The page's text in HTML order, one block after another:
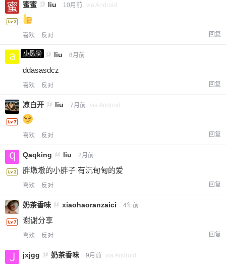
蜜蜜 @ liu 10月前 via Android
喜欢 反对 回复
小黑屋
a0987 @ liu 8月前
ddasasdcz
喜欢 反对 回复
凉白开 @ liu 7月前 via Android
喜欢 反对 回复
Qaqking @ liu 2月前
胖墩墩的小胖子 有沉甸甸的爱
喜欢 反对 回复
奶茶香味 @ xiaohaoranzaici 4年前
谢谢分享
喜欢 反对 回复
jxjgg @ 奶茶香味 9月前 via Android